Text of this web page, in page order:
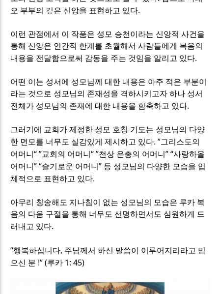
오 부부의 깊은 신앙을 표현하고 있다.
이런 관점에서 이 작품은 성모 승천이라는 신앙적 사건을
통해 신앙은 인간적 한계를 초월해서 사람들에게 복음의
내용을 전달함으로써 감동을 주는 것임을 알리고 있다.
어떤 이는 성서에 성모님께 대한 내용은 아주 적은 부분이
라는 것으로 성모님의 존재성을 격하시키고자 하나 성서
전체가 성모님의 존재에 대한 내용을 함축하고 있다.
그러기에 교회가 제정한 성모 호칭 기도는 성모님의 다양
한 면모를 너무도 실감있게 제시하고 있다. ”그리스도의
어머니“ ”교회의 어머니“ ”천상 은총의 어머니” “사랑하올
어머니” “슬기로운 어머니” 등 성모님의 다양한 모습을 입
체적으로 표현하고 있다.
아무리 칭송해도 지나침이 없는 성모님의 모습은 루카 복
음의 다음 구절을 통해 너무도 선명하면서도 심원하게 드
러내고 있다.
“행복하십니다, 주님께서 하신 말씀이 이루어지리라고 믿
으신 분 !” (루카 1: 45)